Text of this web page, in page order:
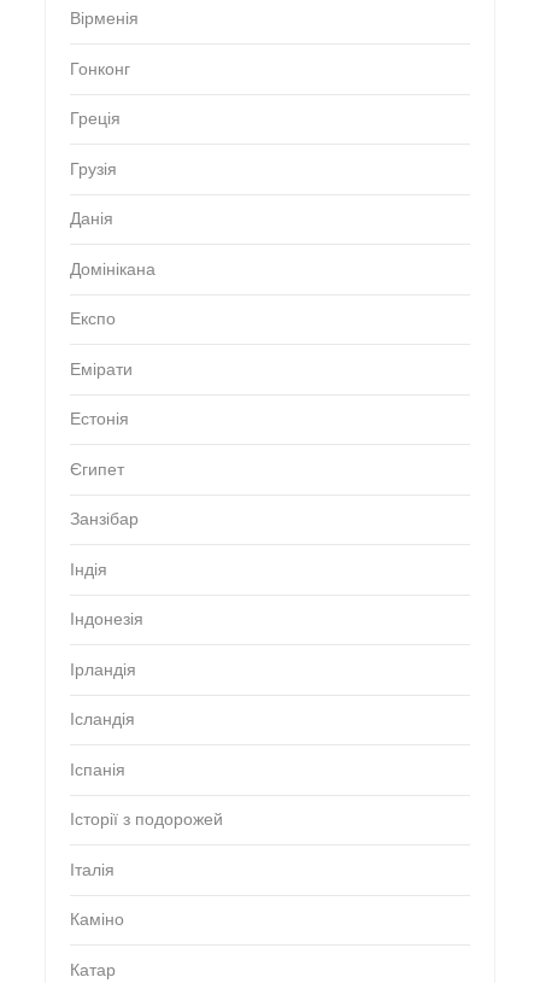
Вірменія
Гонконг
Греція
Грузія
Данія
Домінікана
Експо
Емірати
Естонія
Єгипет
Занзібар
Індія
Індонезія
Ірландія
Ісландія
Іспанія
Історії з подорожей
Італія
Каміно
Катар